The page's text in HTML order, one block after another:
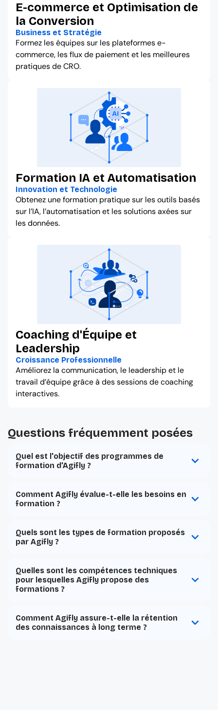
E-commerce et Optimisation de
la Conversion
Business et Stratégie
Formez les équipes sur les plateformes e-
commerce, les flux de paiement et les meilleures
pratiques de CRO.
Formation IA et Automatisation
Innovation et Technologie
Obtenez une formation pratique sur les outils basés
sur l’IA, l’automatisation et les solutions axées sur
les données.
Coaching d'Équipe et
Leadership
Croissance Professionnelle
Améliorez la communication, le leadership et le
travail d’équipe grâce à des sessions de coaching
interactives.
Questions fréquemment posées
Quel est l'objectif des programmes de
formation d'Agifly ?
Comment Agifly évalue-t-elle les besoins en
formation ?
Quels sont les types de formation proposés
par Agifly ?
Quelles sont les compétences techniques
pour lesquelles Agifly propose des
formations ?
Comment Agifly assure-t-elle la rétention
des connaissances à long terme ?